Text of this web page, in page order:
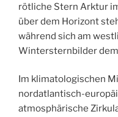
rötliche Stern Arktur
über dem Horizont
während sich am
Wintersternbilder
Im klimatologischen
nordatlantisch-
atmosphärische